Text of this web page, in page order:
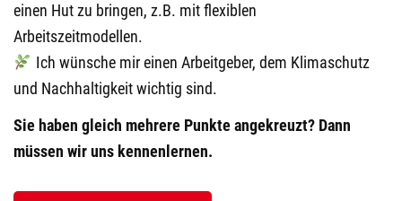
einen Hut zu bringen, z.B. mit flexiblen
Arbeitszeitmodellen.
Ich wünsche mir einen Arbeitgeber, dem Klimaschutz
und Nachhaltigkeit wichtig sind.
Sie haben gleich mehrere Punkte angekreuzt? Dann
müssen wir uns kennenlernen.